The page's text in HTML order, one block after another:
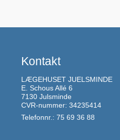
Kontakt
LÆGEHUSET JUELSMINDE
E. Schous Allé 6
7130 Julsminde
CVR-nummer: 34235414
Telefonnr.: 75 69 36 88